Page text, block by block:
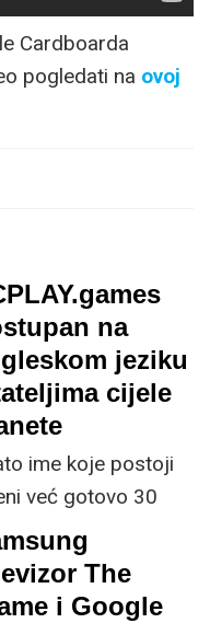
Cardboarda
pogledati na ovoj
na
jeziku
cijele
ime koje postoji
već gotovo 30
u VIDIjevoj
a živi i danas
PcPlay.hr.
The
i Google